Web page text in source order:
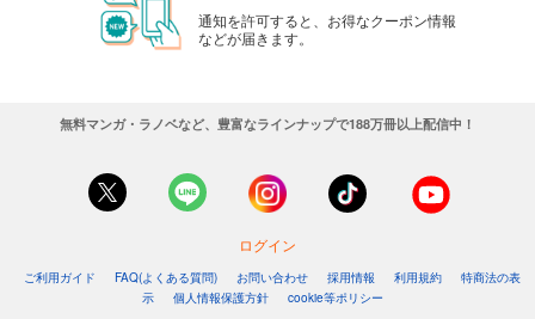
通知を許可すると、お得なクーポン情報
などが届きます。
無料マンガ・ラノベなど、豊富なラインナップで188万冊以上配信中！
ログイン
ご利用ガイド FAQ(よくある質問) お問い合わせ 採用情報 利用規約
特商法の表
示
個人情報保護方針
cookie等ポリシー